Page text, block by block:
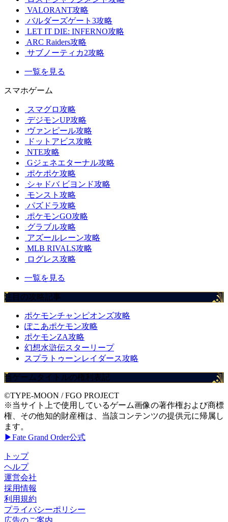
VALORANT攻略
バルダーズゲート3攻略
LET IT DIE: INFERNO攻略
ARC Raiders攻略
サブノーティカ2攻略
一覧を見る
スマホゲーム
スマグロ攻略
デジモンUP攻略
ヴァンピール攻略
ドットアビス攻略
NTE攻略
Gジェネエターナル攻略
ポケポケ攻略
シャドバ ビヨンド攻略
モンスト攻略
パズドラ攻略
ポケモンGO攻略
グラブル攻略
アズールレーン攻略
MLB RIVALS攻略
ログレス攻略
一覧を見る
注目の攻略記事
ポケモンチャンピオンズ攻略
ぽこあポケモン攻略
ポケモンZA攻略
幻想水滸伝スターリープ
スプラトゥーンレイダース攻略
当ゲームタイトルの権利表記
©TYPE-MOON / FGO PROJECT
※当サイト上で使用しているゲーム画像の著作権および商標
権、その他知的財産権は、当該コンテンツの提供元に帰属し
ます。
▶Fate Grand Order公式
トップ
ヘルプ
運営会社
採用情報
利用規約
プライバシーポリシー
広告のご案内